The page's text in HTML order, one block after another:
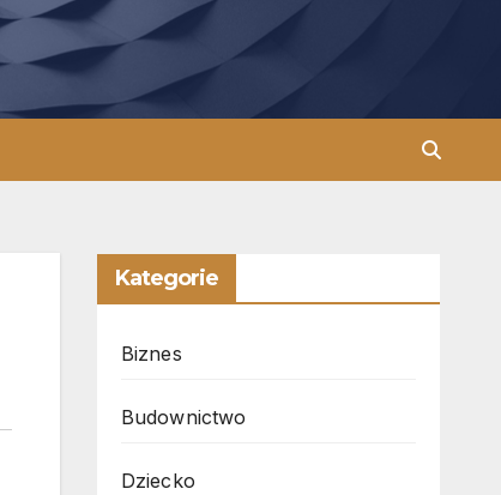
Kategorie
Biznes
Budownictwo
Dziecko